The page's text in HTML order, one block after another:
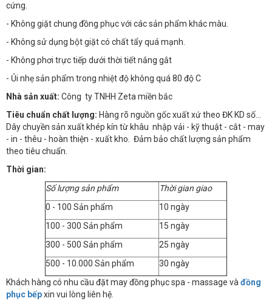
cứng.
- Không giặt chung đồng phục với các sản phẩm khác màu.
- Không sử dụng bột giặt có chất tẩy quá mạnh.
- Không phơi trực tiếp dưới thời tiết nắng gắt
- Ủi nhẹ sản phẩm trong nhiệt độ không quá 80 độ C
Nhà sản xuất: Công ty TNHH Zeta miền bắc
Tiêu chuẩn chất lượng: Hàng rõ nguồn gốc xuất xứ theo ĐK KD số…
Dây chuyền sản xuất khép kín từ khâu nhập vải - kỹ thuật - cắt - may
- in - thêu - hoàn thiện - xuất kho. Đảm bảo chất lượng sản phẩm
theo tiêu chuẩn.
Thời gian:
Số lượng sản phẩm
Thời gian giao
0 - 100 Sản phẩm
10 ngày
100 - 300 Sản phẩm
15 ngày
300 - 500 Sản phẩm
25 ngày
500 - 10.000 Sản phẩm
30 ngày
Khách hàng có nhu cầu đặt may đồng phục spa - massage vàđồng
phục bếpxin vui lòng liên hệ.